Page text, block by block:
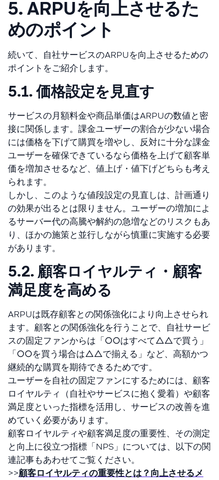
5. ARPUを向上させるた
めのポイント
続いて、自社サービスのARPUを向上させるための
ポイントをご紹介します。
5.1. 価格設定を見直す
サービスの月額料金や商品単価はARPUの数値と密
接に関係します。課金ユーザーの割合が少ない場合
には価格を下げて購買を増やし、反対に十分な課金
ユーザーを確保できているなら価格を上げて顧客単
価を増加させるなど、値上げ・値下げどちらも考え
られます。
しかし、このような値段設定の見直しは、計画通り
の効果が出るとは限りません。ユーザーの増加によ
るサーバー代の高騰や解約の急増などのリスクもあ
り、ほかの施策と並行しながら慎重に実施する必要
があります。
5.2. 顧客ロイヤルティ・顧客
満足度を高める
ARPUは既存顧客との関係強化により向上させられ
ます。顧客との関係強化を行うことで、自社サービ
スの固定ファンからは「○○はすべて△△で買う」
「○○を買う場合は△△で揃える」など、高額かつ
継続的な購買を期待できるためです。
ユーザーを自社の固定ファンにするためには、顧客
ロイヤルティ（自社やサービスに抱く愛着）や顧客
満足度といった指標を活用し、サービスの改善を進
めていく必要があります。
顧客ロイヤルティや顧客満足度の重要性、その測定
と向上に役立つ指標「NPS」については、以下の関
連記事もあわせてご覧ください。
>>顧客ロイヤルティの重要性とは？向上させるメ